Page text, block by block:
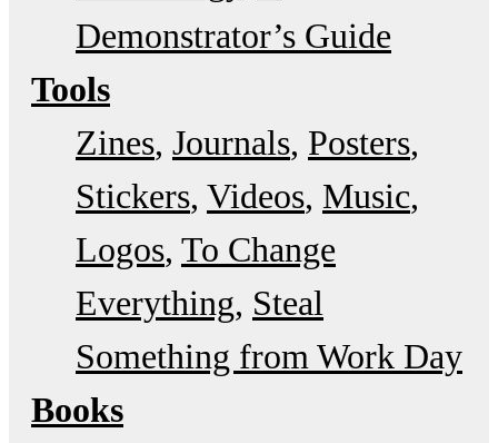
Demonstrator’s Guide
Tools
Zines Journals Posters
Stickers Videos Music
Logos To Change
Everything Steal
Something from Work Day
Books